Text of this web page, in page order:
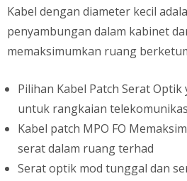
Kabel dengan diameter kecil
penyambungan dalam kabinet
memaksimumkan ruang
Pilihan Kabel Patch Serat
untuk rangkaian
Kabel patch MPO FO
serat dalam ruang terhad
Serat optik mod tunggal dan